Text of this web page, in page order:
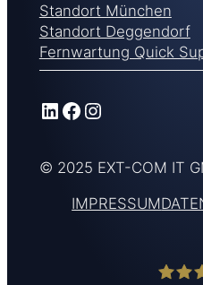
Standort München
Standort Deggendorf
Fernwartung Quick
LinkedIn Facebook Instagram
© 2025 EXT-COM IT
IMPRESSUM